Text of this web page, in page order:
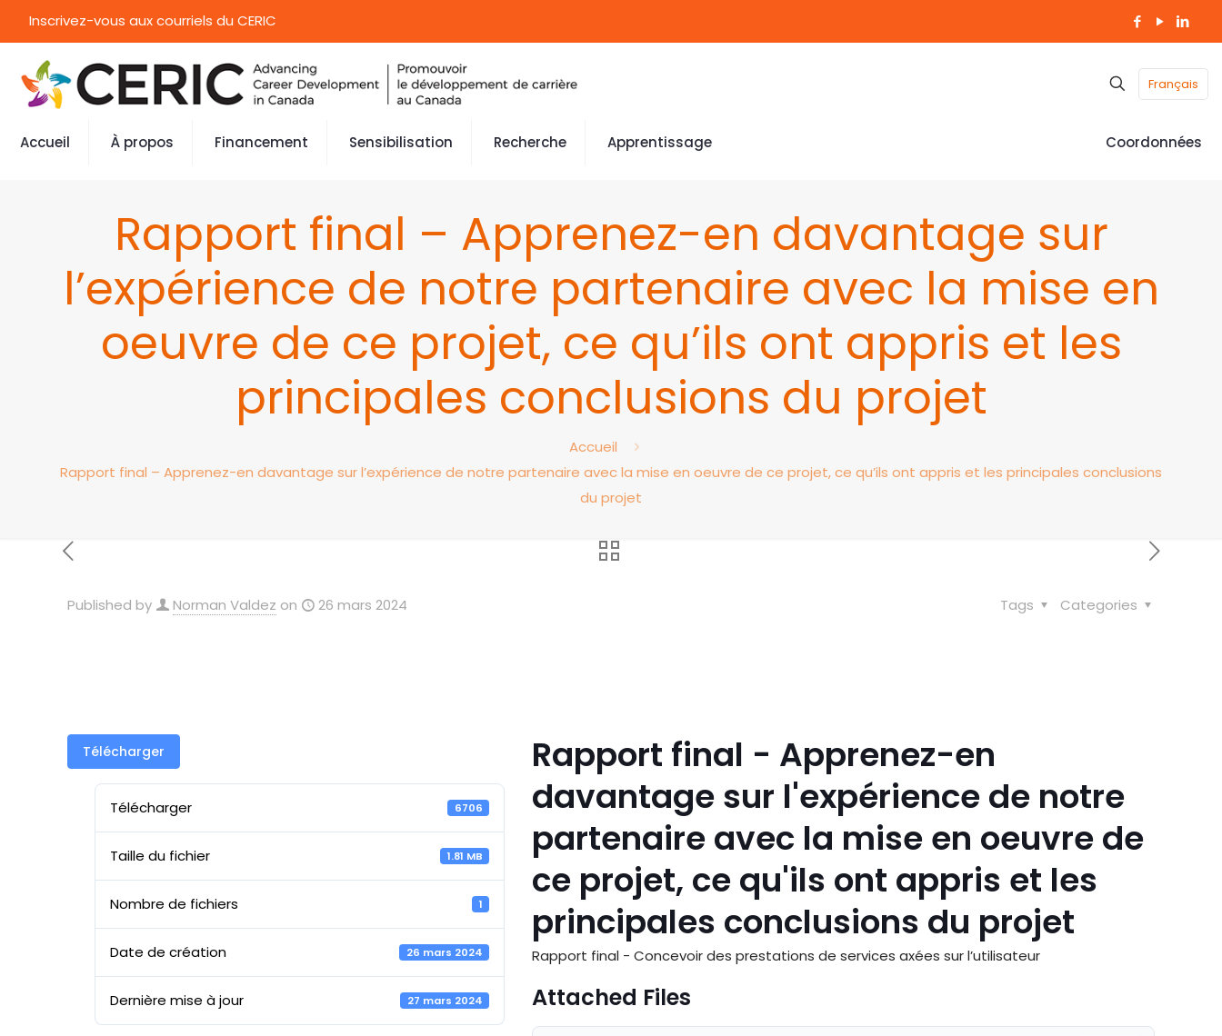
Inscrivez-vous aux courriels du CERIC
Français
Accueil À propos Financement Sensibilisation Recherche Apprentissage Coordonnées
Rapport final – Apprenez-en davantage sur
l’expérience de notre partenaire avec la mise en
oeuvre de ce projet, ce qu’ils ont appris et les
principales conclusions du projet
Accueil
Rapport final – Apprenez-en davantage sur l’expérience de notre partenaire avec la mise en oeuvre de ce projet, ce qu’ils ont appris et les principales conclusions
du projet
Published by Norman Valdez on 26 mars 2024 Categories
Tags
Télécharger
Télécharger 6706
Taille du fichier 1.81 MB
Nombre de fichiers 1
Date de création 26 mars 2024
Dernière mise à jour 27 mars 2024
Rapport final - Apprenez-en
davantage sur l'expérience de notre
partenaire avec la mise en oeuvre de
ce projet, ce qu'ils ont appris et les
principales conclusions du projet
Rapport final - Concevoir des prestations de services axées sur l’utilisateur
Attached Files